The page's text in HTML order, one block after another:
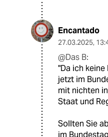
Encantado
27.03.2025,
@Das B:
"Da ich
jetzt im
mit nichten
Staat und
Sollten Sie
im